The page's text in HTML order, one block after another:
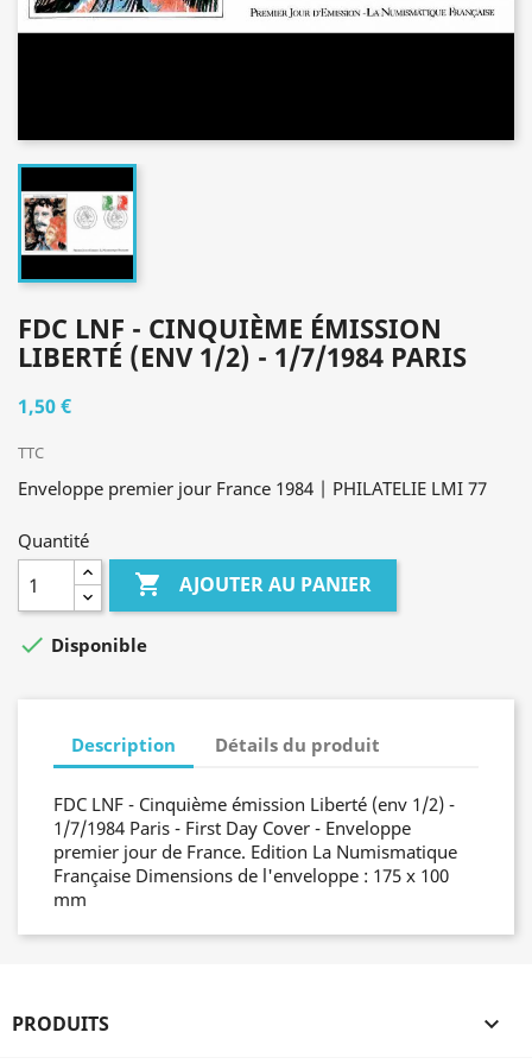
FDC LNF - CINQUIÈME ÉMISSION
LIBERTÉ (ENV 1/2) - 1/7/1984 PARIS
1,50 €
TTC
Enveloppe premier jour France 1984 | PHILATELIE LMI 77
Quantité
 AJOUTER AU PANIER
 Disponible
Description Détails du produit
FDC LNF - Cinquième émission Liberté (env 1/2) -
1/7/1984 Paris - First Day Cover - Enveloppe
premier jour de France. Edition La Numismatique
Française Dimensions de l'enveloppe : 175 x 100
mm
PRODUITS 